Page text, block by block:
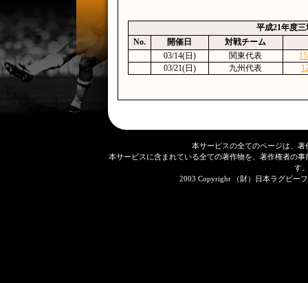
平成21年度
No.
開催日 対戦チーム
03/14(日)
関東代表
03/21(日)
九州代表
本サービスの全てのページは、
本サービスに含まれている全ての著作物を、著作権者の
す
2003 Copyright （財）日本ラグビー